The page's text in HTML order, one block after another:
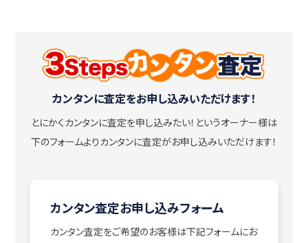
カンタンに査定をお申し込みいただけます！
とにかくカンタンに査定を申し込みたい！ というオーナー様は
下のフォームよりカンタンに査定がお申し込みいただけます！
カンタン査定お申し込みフォーム
カンタン査定をご希望のお客様は下記フォームにお